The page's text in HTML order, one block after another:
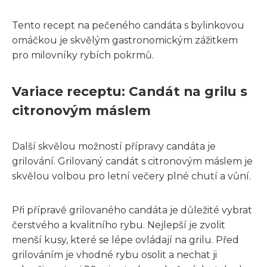
Tento recept na pečeného candáta s bylinkovou
omáčkou je skvělým gastronomickým zážitkem
pro milovníky rybích pokrmů.
Variace receptu: Candát na grilu s
citronovým máslem
Další skvělou možností přípravy candáta je
grilování. Grilovaný candát s citronovým máslem je
skvělou volbou pro letní večery plné chutí a vůní.
Při přípravě grilovaného candáta je důležité vybrat
čerstvého a kvalitního rybu. Nejlepší je zvolit
menší kusy, které se lépe ovládají na grilu. Před
grilováním je vhodné rybu osolit a nechat ji